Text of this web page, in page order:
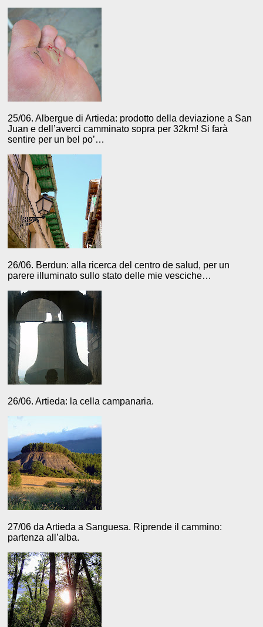
25/06. Albergue di Artieda: prodotto della deviazione a San
Juan e dell’averci camminato sopra per 32km! Si farà
sentire per un bel po’…
26/06. Berdun: alla ricerca del centro de salud, per un
parere illuminato sullo stato delle mie vesciche…
26/06. Artieda: la cella campanaria.
27/06 da Artieda a Sanguesa. Riprende il cammino:
partenza all’alba.